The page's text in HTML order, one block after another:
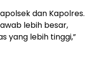
dan Kapolres.
lebih besar,
yang lebih tinggi,”